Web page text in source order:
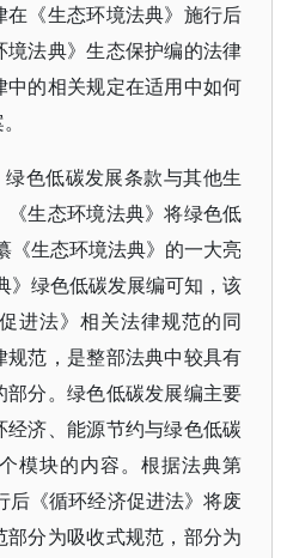
《生态环境法典》施行后
法典》生态保护编的法律
的相关规定在适用中如何
色低碳发展条款与其他生
生态环境法典》将绿色低
《生态环境法典》的一大亮
》绿色低碳发展编可知，该
进法》相关法律规范的同
范，是整部法典中较具有
分。绿色低碳发展编主要
济、能源节约与绿色低碳
模块的内容。根据法典第
后《循环经济促进法》将废
分为吸收式规范，部分为